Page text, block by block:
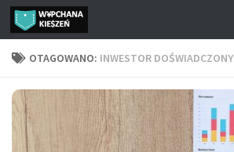
Przejdź do treści
OTAGOWANO: INWESTOR DOŚWIADCZONY